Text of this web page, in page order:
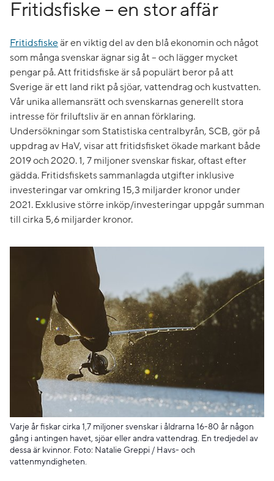
Fritidsfiske – en stor affär
Fritidsfiskeär en viktig del av den blå ekonomin och något
som många svenskar ägnar sig åt – och lägger mycket
pengar på. Att fritidsfiske är så populärt beror på att
Sverige är ett land rikt på sjöar, vattendrag och kustvatten.
Vår unika allemansrätt och svenskarnas generellt stora
intresse för friluftsliv är en annan förklaring.
Undersökningar som Statistiska centralbyrån, SCB, gör på
uppdrag av HaV, visar att fritidsfisket ökade markant både
2019 och 2020. 1, 7 miljoner svenskar fiskar, oftast efter
gädda. Fritidsfiskets sammanlagda utgifter inklusive
investeringar var omkring 15,3 miljarder kronor under
2021. Exklusive större inköp/investeringar uppgår summan
till cirka 5,6 miljarder kronor.
Varje år fiskar cirka 1,7 miljoner svenskar i åldrarna 16-80 år någon
gång i antingen havet, sjöar eller andra vattendrag. En tredjedel av
dessa är kvinnor. Foto: Natalie Greppi / Havs- och
vattenmyndigheten.